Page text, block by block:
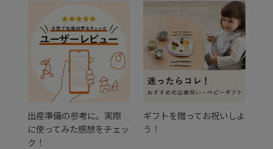
出産準備の参考に。実際
に使ってみた感想をチェッ
ク！
ギフトを贈ってお祝いしよ
う！